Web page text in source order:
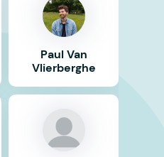
Paul Van
Vlierberghe